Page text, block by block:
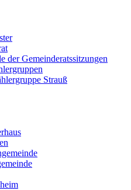
der Gemeinderatssitzungen
Strauß